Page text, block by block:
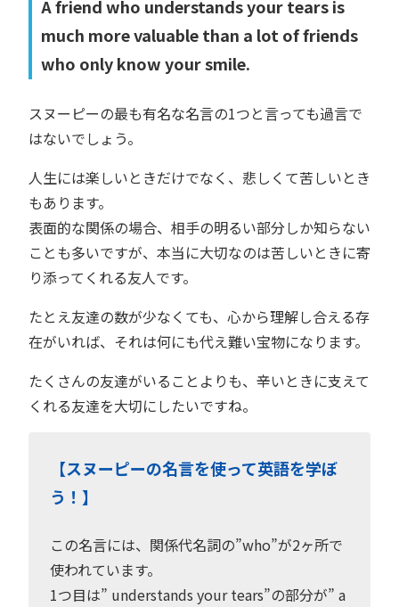
A friend who understands your tears is
much more valuable than a lot of friends
who only know your smile.
スヌーピーの最も有名な名言の1つと言っても過言で
はないでしょう。
人生には楽しいときだけでなく、悲しくて苦しいとき
もあります。
表面的な関係の場合、相手の明るい部分しか知らない
ことも多いですが、本当に大切なのは苦しいときに寄
り添ってくれる友人です。
たとえ友達の数が少なくても、心から理解し合える存
在がいれば、それは何にも代え難い宝物になります。
たくさんの友達がいることよりも、辛いときに支えて
くれる友達を大切にしたいですね。
【スヌーピーの名言を使って英語を学ぼ
う！】
この名言には、関係代名詞の”who”が2ヶ所で
使われています。
1つ目は” understands your tears”の部分が” a